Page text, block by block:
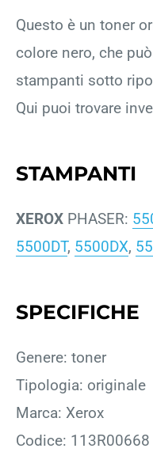
Questo è un toner
colore nero, che
stampanti sotto
Qui puoi trovare
STAMPANTI
XEROX PHASER:
5500DT, 5500DX,
SPECIFICHE
Genere: toner
Tipologia: originale
Marca: Xerox
Codice: 113R00668